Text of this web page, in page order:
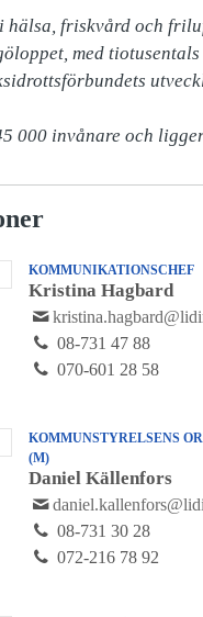
hälsa, friskvård och
med
000 invånare och
KOMMUNIKATIONSCHEF
Kristina Hagbard
08-731 47 88
070-601 28 58
KOMMUNSTYRELSENS
(M)
Daniel Källenfors
08-731 30 28
072-216 78 92